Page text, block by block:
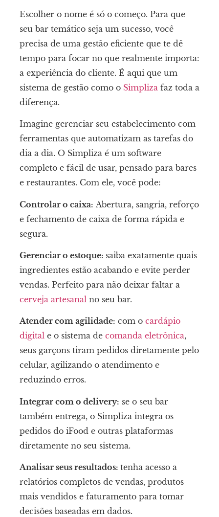
Escolher o nome é só o começo. Para que
seu bar temático seja um sucesso, você
precisa de uma gestão eficiente que te dê
tempo para focar no que realmente importa:
a experiência do cliente. É aqui que um
sistema de gestão como o Simpliza faz toda a
diferença.
Imagine gerenciar seu estabelecimento com
ferramentas que automatizam as tarefas do
dia a dia. O Simpliza é um software
completo e fácil de usar, pensado para bares
e restaurantes. Com ele, você pode:
Controlar o caixa: Abertura, sangria, reforço
e fechamento de caixa de forma rápida e
segura.
Gerenciar o estoque: saiba exatamente quais
ingredientes estão acabando e evite perder
vendas. Perfeito para não deixar faltar a
cerveja artesanal no seu bar.
Atender com agilidade: com o cardápio
digital e o sistema de comanda eletrônica,
seus garçons tiram pedidos diretamente pelo
celular, agilizando o atendimento e
reduzindo erros.
Integrar com o delivery: se o seu bar
também entrega, o Simpliza integra os
pedidos do iFood e outras plataformas
diretamente no seu sistema.
Analisar seus resultados: tenha acesso a
relatórios completos de vendas, produtos
mais vendidos e faturamento para tomar
decisões baseadas em dados.